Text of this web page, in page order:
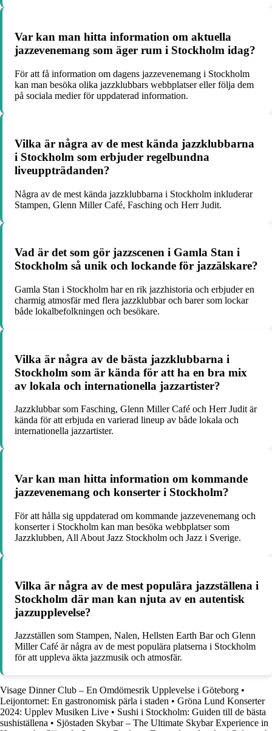
Var kan man hitta information om aktuella
jazzevenemang som äger rum i Stockholm idag?
För att få information om dagens jazzevenemang i Stockholm
kan man besöka olika jazzklubbars webbplatser eller följa dem
på sociala medier för uppdaterad information.
Vilka är några av de mest kända jazzklubbarna
i Stockholm som erbjuder regelbundna
liveuppträdanden?
Några av de mest kända jazzklubbarna i Stockholm inkluderar
Stampen, Glenn Miller Café, Fasching och Herr Judit.
Vad är det som gör jazzscenen i Gamla Stan i
Stockholm så unik och lockande för jazzälskare?
Gamla Stan i Stockholm har en rik jazzhistoria och erbjuder en
charmig atmosfär med flera jazzklubbar och barer som lockar
både lokalbefolkningen och besökare.
Vilka är några av de bästa jazzklubbarna i
Stockholm som är kända för att ha en bra mix
av lokala och internationella jazzartister?
Jazzklubbar som Fasching, Glenn Miller Café och Herr Judit är
kända för att erbjuda en varierad lineup av både lokala och
internationella jazzartister.
Var kan man hitta information om kommande
jazzevenemang och konserter i Stockholm?
För att hålla sig uppdaterad om kommande jazzevenemang och
konserter i Stockholm kan man besöka webbplatser som
Jazzklubben, All About Jazz Stockholm och Jazz i Sverige.
Vilka är några av de mest populära jazzställena i
Stockholm där man kan njuta av en autentisk
jazzupplevelse?
Jazzställen som Stampen, Nalen, Hellsten Earth Bar och Glenn
Miller Café är några av de mest populära platserna i Stockholm
för att uppleva äkta jazzmusik och atmosfär.
Visage Dinner Club – En Omdömesrik Upplevelse i Göteborg •
Leijontornet: En gastronomisk pärla i staden • Gröna Lund Konserter
2024: Upplev Musiken Live • Sushi i Stockholm: Guiden till de bästa
sushiställena • Sjöstaden Skybar – The Ultimate Skybar Experience in